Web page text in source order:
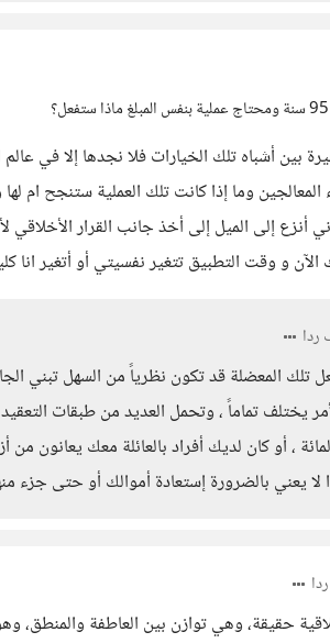
بين أشباه تلك الخيارات فلا نجدها إلا في
وما إذا كانت تلك العملية ستنجح ام
إلى الميل إلى أخذ جانب القرار الأخلاقي
و وقت التطبيق تتغير نفسيتي أو أتغير انا
تلك المعضلة قد تكون نظرياً من السهل تبني
يختلف تماماً ، وتحمل العديد من طبقات
نجاح العملية لن يزيد عن 60 بالمائة ، أو كان لديك أفراد
لا يعني بالضرورة إستعادة أموالك أو حتى جزء
حقيقة، وهي توازن بين العاطفة والمنطق،